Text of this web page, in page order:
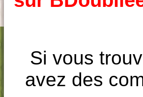
Si vous
avez des